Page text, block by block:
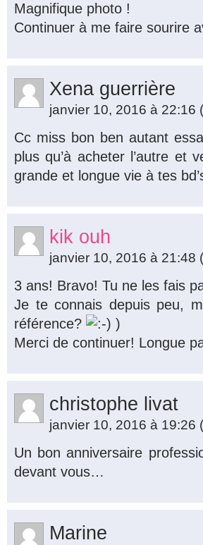
Magnifique photo !
Continuer à me faire sourire
Xena guerrière
janvier 10, 2016 à 22:16
Cc miss bon ben autant
plus qu’à acheter l’autre et
grande et longue vie à tes
kik ouh
janvier 10, 2016 à 21:48
3 ans! Bravo! Tu ne les fais
Je te connais depuis peu,
référence?
)
Merci de continuer! Longue
christophe livat
janvier 10, 2016 à 19:26
Un bon anniversaire
devant vous…
Marine